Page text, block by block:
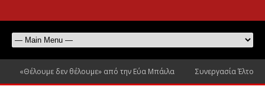
«Θέλουμε δεν θέλουμε» από την Εύα Μπάιλα Συνεργασία Έλτον